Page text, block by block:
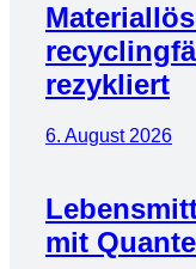
rezykliert
6. August 2026
mit